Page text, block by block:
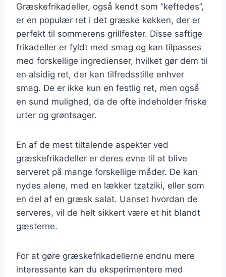
Græskefrikadeller, også kendt som “keftedes”,
er en populær ret i det græske køkken, der er
perfekt til sommerens grillfester. Disse saftige
frikadeller er fyldt med smag og kan tilpasses
med forskellige ingredienser, hvilket gør dem til
en alsidig ret, der kan tilfredsstille enhver
smag. De er ikke kun en festlig ret, men også
en sund mulighed, da de ofte indeholder friske
urter og grøntsager.
En af de mest tiltalende aspekter ved
græskefrikadeller er deres evne til at blive
serveret på mange forskellige måder. De kan
nydes alene, med en lækker tzatziki, eller som
en del af en græsk salat. Uanset hvordan de
serveres, vil de helt sikkert være et hit blandt
gæsterne.
For at gøre græskefrikadellerne endnu mere
interessante kan du eksperimentere med